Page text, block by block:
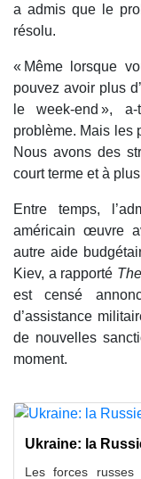
a admis que le
résolu.
« Même lorsque
pouvez avoir plus
le week-end »,
problème. Mais les
Nous avons des
court terme et à
Entre temps,
américain œuvre
autre aide
Kiev, a rapporté
est censé
d’assistance
de nouvelles
moment.
Ukraine: la
Les forces